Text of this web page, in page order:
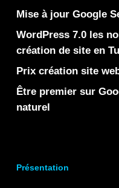
Mise à jour Google
WordPress 7.0 les
création de site en
Prix création site
Être premier sur
naturel
Présentation